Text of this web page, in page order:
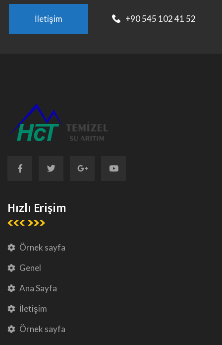
İletişim +90 545 102 41 52
Hızlı Erişim
Örnek sayfa
Genel
Ana Sayfa
İletişim
Örnek sayfa